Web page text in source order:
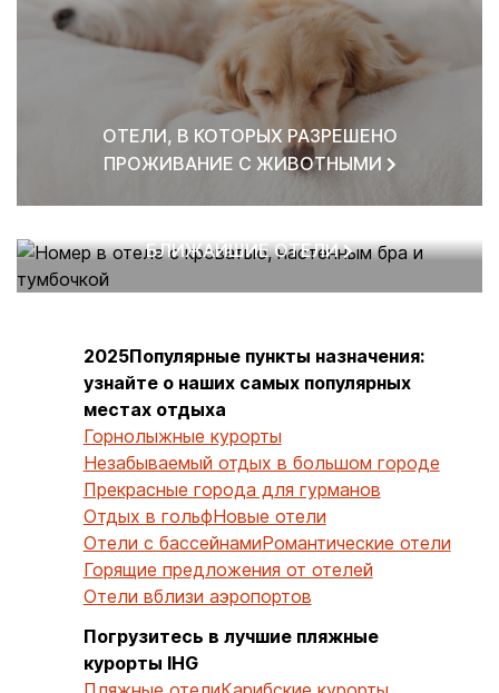
ОТЕЛИ, В КОТОРЫХ РАЗРЕШЕНО
ПРОЖИВАНИЕ С ЖИВОТНЫМИ
БЛИЖАЙШИЕ ОТЕЛИ
2025Популярные пункты назначения:
узнайте о наших самых популярных
местах отдыха
Горнолыжные курорты
Незабываемый отдых в большом городе
Прекрасные города для гурманов
Отдых в гольфНовые отели
Отели с бассейнамиРомантические отели
Горящие предложения от отелей
Отели вблизи аэропортов
Погрузитесь в лучшие пляжные
курорты IHG